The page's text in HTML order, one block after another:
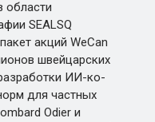
области
SEALSQ
акций WeCan
швейцарских
ИИ-ко-
для частных
Odier и